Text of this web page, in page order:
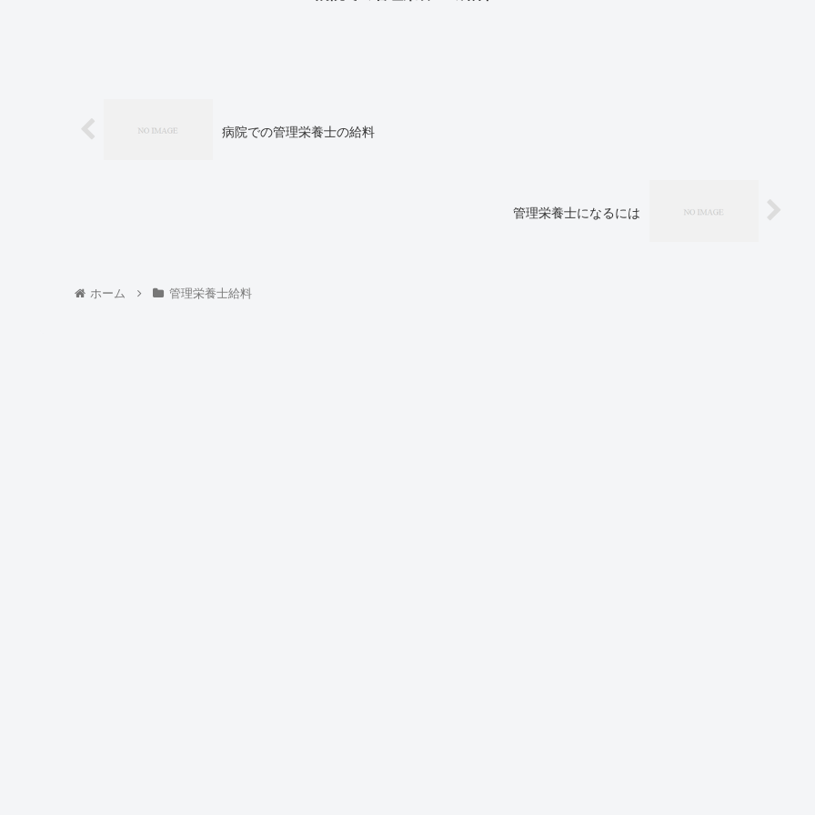
病院での管理栄養士の給料
管理栄養士になるには
ホーム 管理栄養士給料